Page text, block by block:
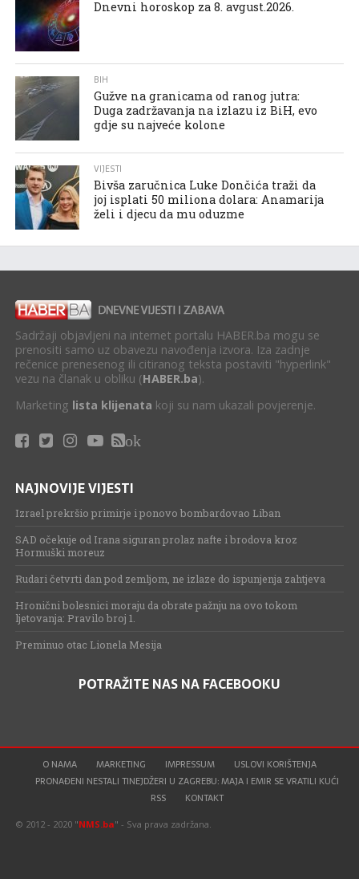
Dnevni horoskop za 8. avgust.2026.
BIH
Gužve na granicama od ranog jutra:
Duga zadržavanja na izlazu iz BiH, evo
gdje su najveće kolone
VIJESTI
Bivša zaručnica Luke Dončića traži da
joj isplati 50 miliona dolara: Anamarija
želi i djecu da mu oduzme
Sadržaji objavljeni na internet portalu HABER.ba mogu se
prenositi samo uz obavezu navođenja izvora. Iza zadnje
rečenice prenesenog ili citiranog teksta postaviti "hyperlink"
vezu na članak u obliku (HABER.ba).
Marketing lista klijenata koji su nam ukazali povjerenje.
ok
NAJNOVIJE VIJESTI
Izrael prekršio primirje i ponovo bombardovao Liban
SAD očekuje od Irana siguran prolaz nafte i brodova kroz
Hormuški moreuz
Rudari četvrti dan pod zemljom, ne izlaze do ispunjenja zahtjeva
Hronični bolesnici moraju da obrate pažnju na ovo tokom
ljetovanja: Pravilo broj 1.
Preminuo otac Lionela Mesija
POTRAŽITE NAS NA FACEBOOKU
O NAMA MARKETING IMPRESSUM
USLOVI KORIŠTENJA
PRONAĐENI NESTALI TINEJDŽERI U ZAGREBU: MAJA I EMIR SE VRATILI KUĆI
RSS
KONTAKT
© 2012 - 2020 "NMS.ba" - Sva prava zadržana.